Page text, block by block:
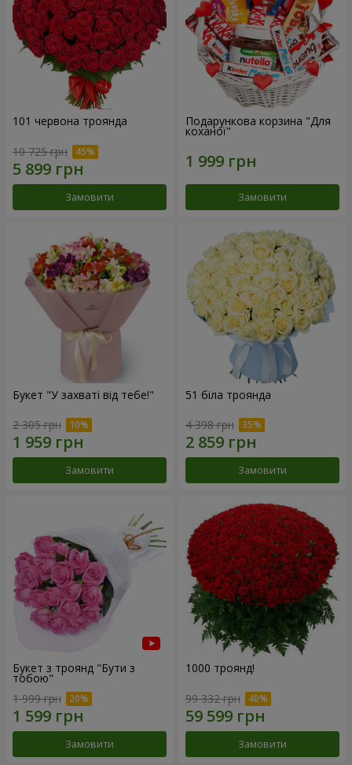
101 червона троянда
10 725 грн
Замовити
Подарункова корзина "Для
коханої"
Замовити
Букет "У захваті від тебе!"
2 305 грн
Замовити
51 біла троянда
4 398 грн
Замовити
Букет з троянд "Бути з
тобою"
1 999 грн
Замовити
1000 троянд!
99 332 грн
Замовити